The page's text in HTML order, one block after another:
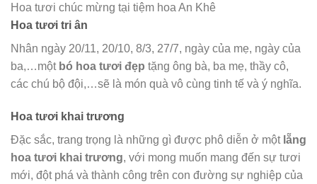
Hoa tươi chúc mừng tại tiệm hoa An Khê
Hoa tươi tri ân
Nhân ngày 20/11, 20/10, 8/3, 27/7, ngày của mẹ, ngày của
ba,…một bó hoa tươi đẹp tặng ông bà, ba mẹ, thầy cô,
các chú bộ đội,…sẽ là món quà vô cùng tinh tế và ý nghĩa.
Hoa tươi khai trương
Đặc sắc, trang trọng là những gì được phô diễn ở một lẵng
hoa tươi khai trương, với mong muốn mang đến sự tươi
mới, đột phá và thành công trên con đường sự nghiệp của